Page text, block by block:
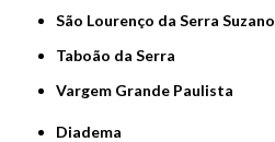
São Lourenço da Serra Suzano
Taboão da Serra
Vargem Grande Paulista
Diadema